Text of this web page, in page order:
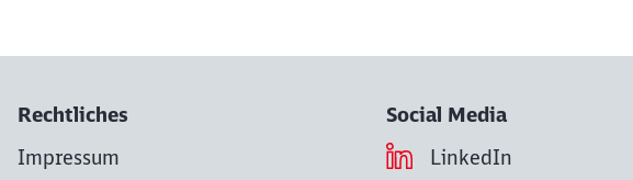
Rechtliches
Impressum
Social Media
LinkedIn